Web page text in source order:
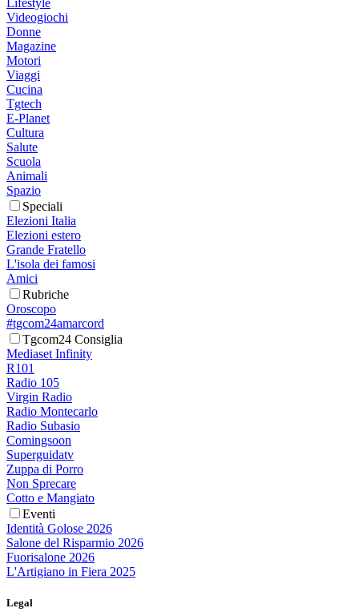
Lifestyle
Videogiochi
Donne
Magazine
Motori
Viaggi
Cucina
Tgtech
E-Planet
Cultura
Salute
Scuola
Animali
Spazio
Speciali
Elezioni Italia
Elezioni estero
Grande Fratello
L'isola dei famosi
Amici
Rubriche
Oroscopo
#tgcom24amarcord
Tgcom24 Consiglia
Mediaset Infinity
R101
Radio 105
Virgin Radio
Radio Montecarlo
Radio Subasio
Comingsoon
Superguidatv
Zuppa di Porro
Non Sprecare
Cotto e Mangiato
Eventi
Identità Golose 2026
Salone del Risparmio 2026
Fuorisalone 2026
L'Artigiano in Fiera 2025
Legal